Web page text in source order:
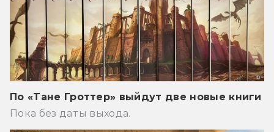
По «Тане Гроттер» выйдут две новые книги
Пока без даты выхода.